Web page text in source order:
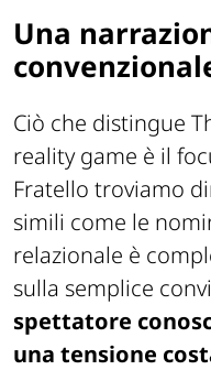
Una
Ciò che distingue
reality game è il
Fratello troviamo
simili come le
relazionale è
sulla semplice
spettatore
una tensione